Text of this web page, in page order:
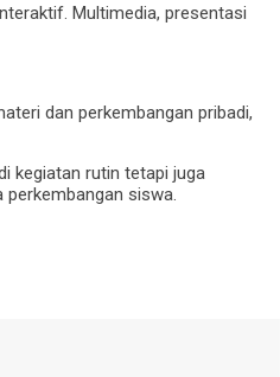
Multimedia, presentasi
dan perkembangan pribadi,
kegiatan rutin tetapi juga
siswa.